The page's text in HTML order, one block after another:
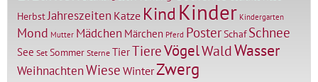
HerbstJahreszeitenKatze KindKinder Kindergarten
Mond Mutter Mädchen Märchen Pferd PosterSchaf Schnee
See Set Sommer Sterne TierTiereVögelWaldWasser
WeihnachtenWiese WinterZwerg